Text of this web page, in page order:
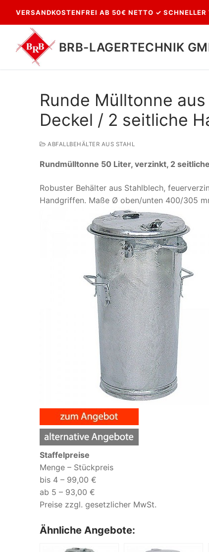
Inhalt
springen
VERSANDKOSTENFREI AB 50€ NETTO ✓
BRB-LAGERTECHNIK
Suchen
nach:
Runde Mülltonne
Deckel / 2 seitliche
ABFALLBEHÄLTER AUS STAHL
Rundmülltonne 50 Liter, verzinkt, 2
Robuster Behälter aus Stahlblech,
Handgriffen. Maße Ø oben/unten 400/305
Staffelpreise
Menge – Stückpreis
bis 4 – 99,00 €
ab 5 – 93,00 €
Preise zzgl. gesetzlicher MwSt.
Ähnliche Angebote: